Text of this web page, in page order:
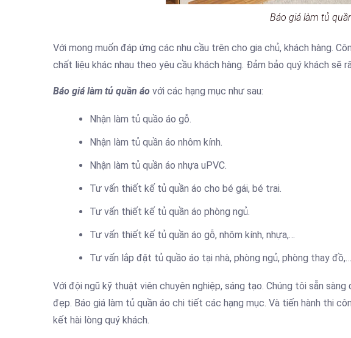
Báo giá làm tủ
Với mong muốn đáp ứng các nhu cầu trên cho gia chủ, khách hàng.
chất liệu khác nhau theo yêu cầu khách hàng. Đảm bảo quý khách sẽ
Báo giá làm tủ quần áo với các hạng mục như sau:
Nhận làm tủ quầo áo gỗ.
Nhận làm tủ quần áo nhôm kính.
Nhận làm tủ quần áo nhựa uPVC.
Tư vấn thiết kế tủ quần áo cho bé gái, bé trai.
Tư vấn thiết kế tủ quần áo phòng ngủ.
Tư vấn thiết kế tủ quần áo gỗ, nhôm kính, nhựa,…
Tư vấn lắp đặt tủ quầo áo tại nhà, phòng ngủ, phòng thay
Với đội ngũ kỹ thuật viên chuyên nghiệp, sáng tạo. Chúng tôi sẵn
đẹp. Báo giá làm tủ quần áo chi tiết các hạng mục. Và tiến hành thi
kết hài lòng quý khách.